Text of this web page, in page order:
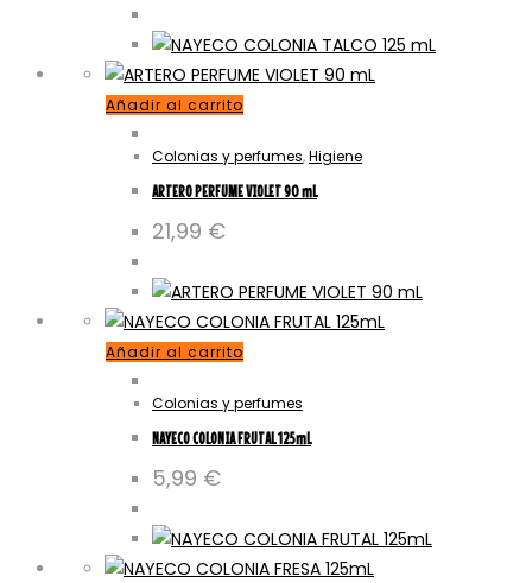
Añadir al carrito
Colonias y perfumes,Higiene
ARTERO PERFUME VIOLET 90 mL
21,99 €
Añadir al carrito
Colonias y perfumes
NAYECO COLONIA FRUTAL 125mL
5,99 €